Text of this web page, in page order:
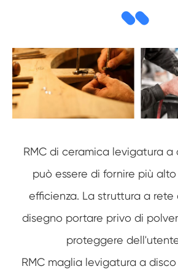
RMC di ceramica levigatura a
può essere di fornire più
efficienza. La struttura a rete
disegno portare privo di
proteggere
RMC maglia levigatura a